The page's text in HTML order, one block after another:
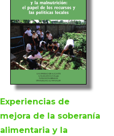
Experiencias de
mejora de la soberanía
alimentaria y la